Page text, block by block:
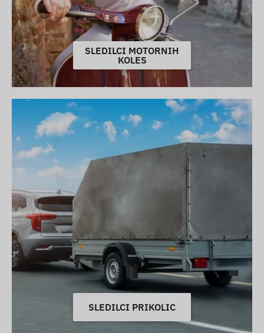
SLEDILCI MOTORNIH
KOLES
SLEDILCI PRIKOLIC